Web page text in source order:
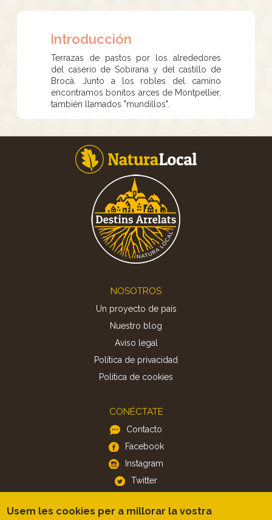
Introducción
Terrazas de pastos por los alrededores
del caserío de Sobirana y del castillo de
Brocà. Junto a los robles del camino
encontramos bonitos arces de Montpellier,
también llamados "mundillos".
NOSOTROS
Un proyecto de país
Nuestro blog
Aviso legal
Política de privacidad
Politica de cookies
CONÉCTATE
Contacto
Facebook
Instagram
Twitter
APP
Usem les cookies per a millorar la vostra